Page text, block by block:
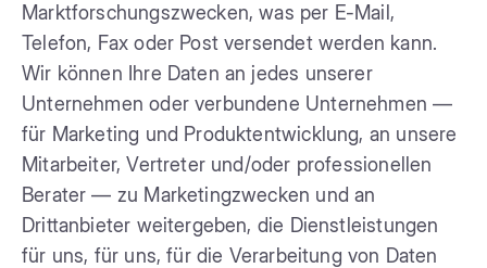
Marktforschungszwecken, was per E-Mail,
Telefon, Fax oder Post versendet werden kann.
Wir können Ihre Daten an jedes unserer
Unternehmen oder verbundene Unternehmen —
für Marketing und Produktentwicklung, an unsere
Mitarbeiter, Vertreter und/oder professionellen
Berater — zu Marketingzwecken und an
Drittanbieter weitergeben, die Dienstleistungen
für uns, für uns, für die Verarbeitung von Daten